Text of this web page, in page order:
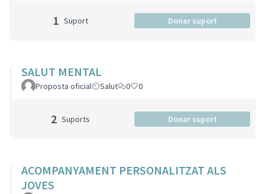
1 Suport Donar suport
SALUT MENTAL
Proposta oficial Salut 0 0
2 Suports Donar suport
ACOMPANYAMENT PERSONALITZAT ALS
JOVES